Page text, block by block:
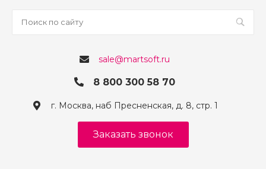
sale@martsoft.ru
8 800 300 58 70
г. Москва, наб Пресненская, д. 8, стр. 1
Заказать звонок